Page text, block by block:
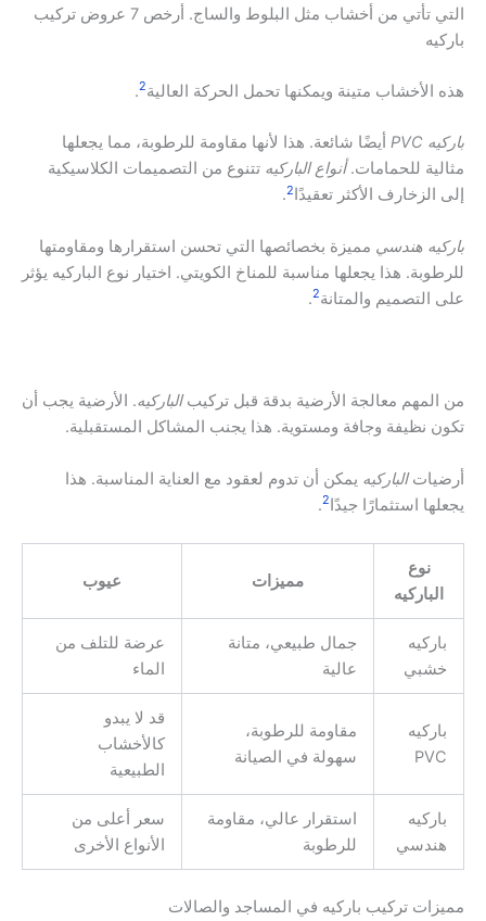
التي تأتي من أخشاب مثل البلوط والساج. أرخص 7 عروض تركيب
باركيه
هذه الأخشاب متينة ويمكنها تحمل الحركة العالية2
.
باركيه PVC
أيضًا شائعة. هذا لأنها مقاومة للرطوبة، مما يجعلها
مثالية للحمامات.أنواع الباركيه تتنوع من التصميمات الكلاسيكية
إلى الزخارف الأكثر تعقيدًا2
.
باركيه هندسي مميزة بخصائصها التي تحسن استقرارها ومقاومتها
للرطوبة. هذا يجعلها مناسبة للمناخ الكويتي. اختيار نوع الباركيه يؤثر
على التصميم والمتانة2
.
من المهم معالجة الأرضية بدقة قبل تركيبالباركيه. الأرضية يجب أن
تكون نظيفة وجافة ومستوية. هذا يجنب المشاكل المستقبلية.
أرضياتالباركيه يمكن أن تدوم لعقود مع العناية المناسبة. هذا
يجعلها استثمارًا جيدًا2
.
نوع
الباركيه
مميزات عيوب
باركيه
خشبي
جمال طبيعي، متانة
عالية
عرضة للتلف من
الماء
باركيه
PVC
مقاومة للرطوبة،
سهولة في الصيانة
قد لا يبدو
كالأخشاب
الطبيعية
باركيه
هندسي
استقرار عالي، مقاومة
للرطوبة
سعر أعلى من
الأنواع الأخرى
مميزات تركيب باركيه في المساجد والصالات